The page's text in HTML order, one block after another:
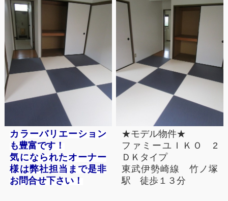
カラーバリエーション
も豊富です！
気になられたオーナー
様は弊社担当まで是非
お問合せ下さい！
★モデル物件★
ファミーユＩＫＯ 2
ＤＫタイプ
東武伊勢崎線 竹ノ塚
駅 徒歩１３分